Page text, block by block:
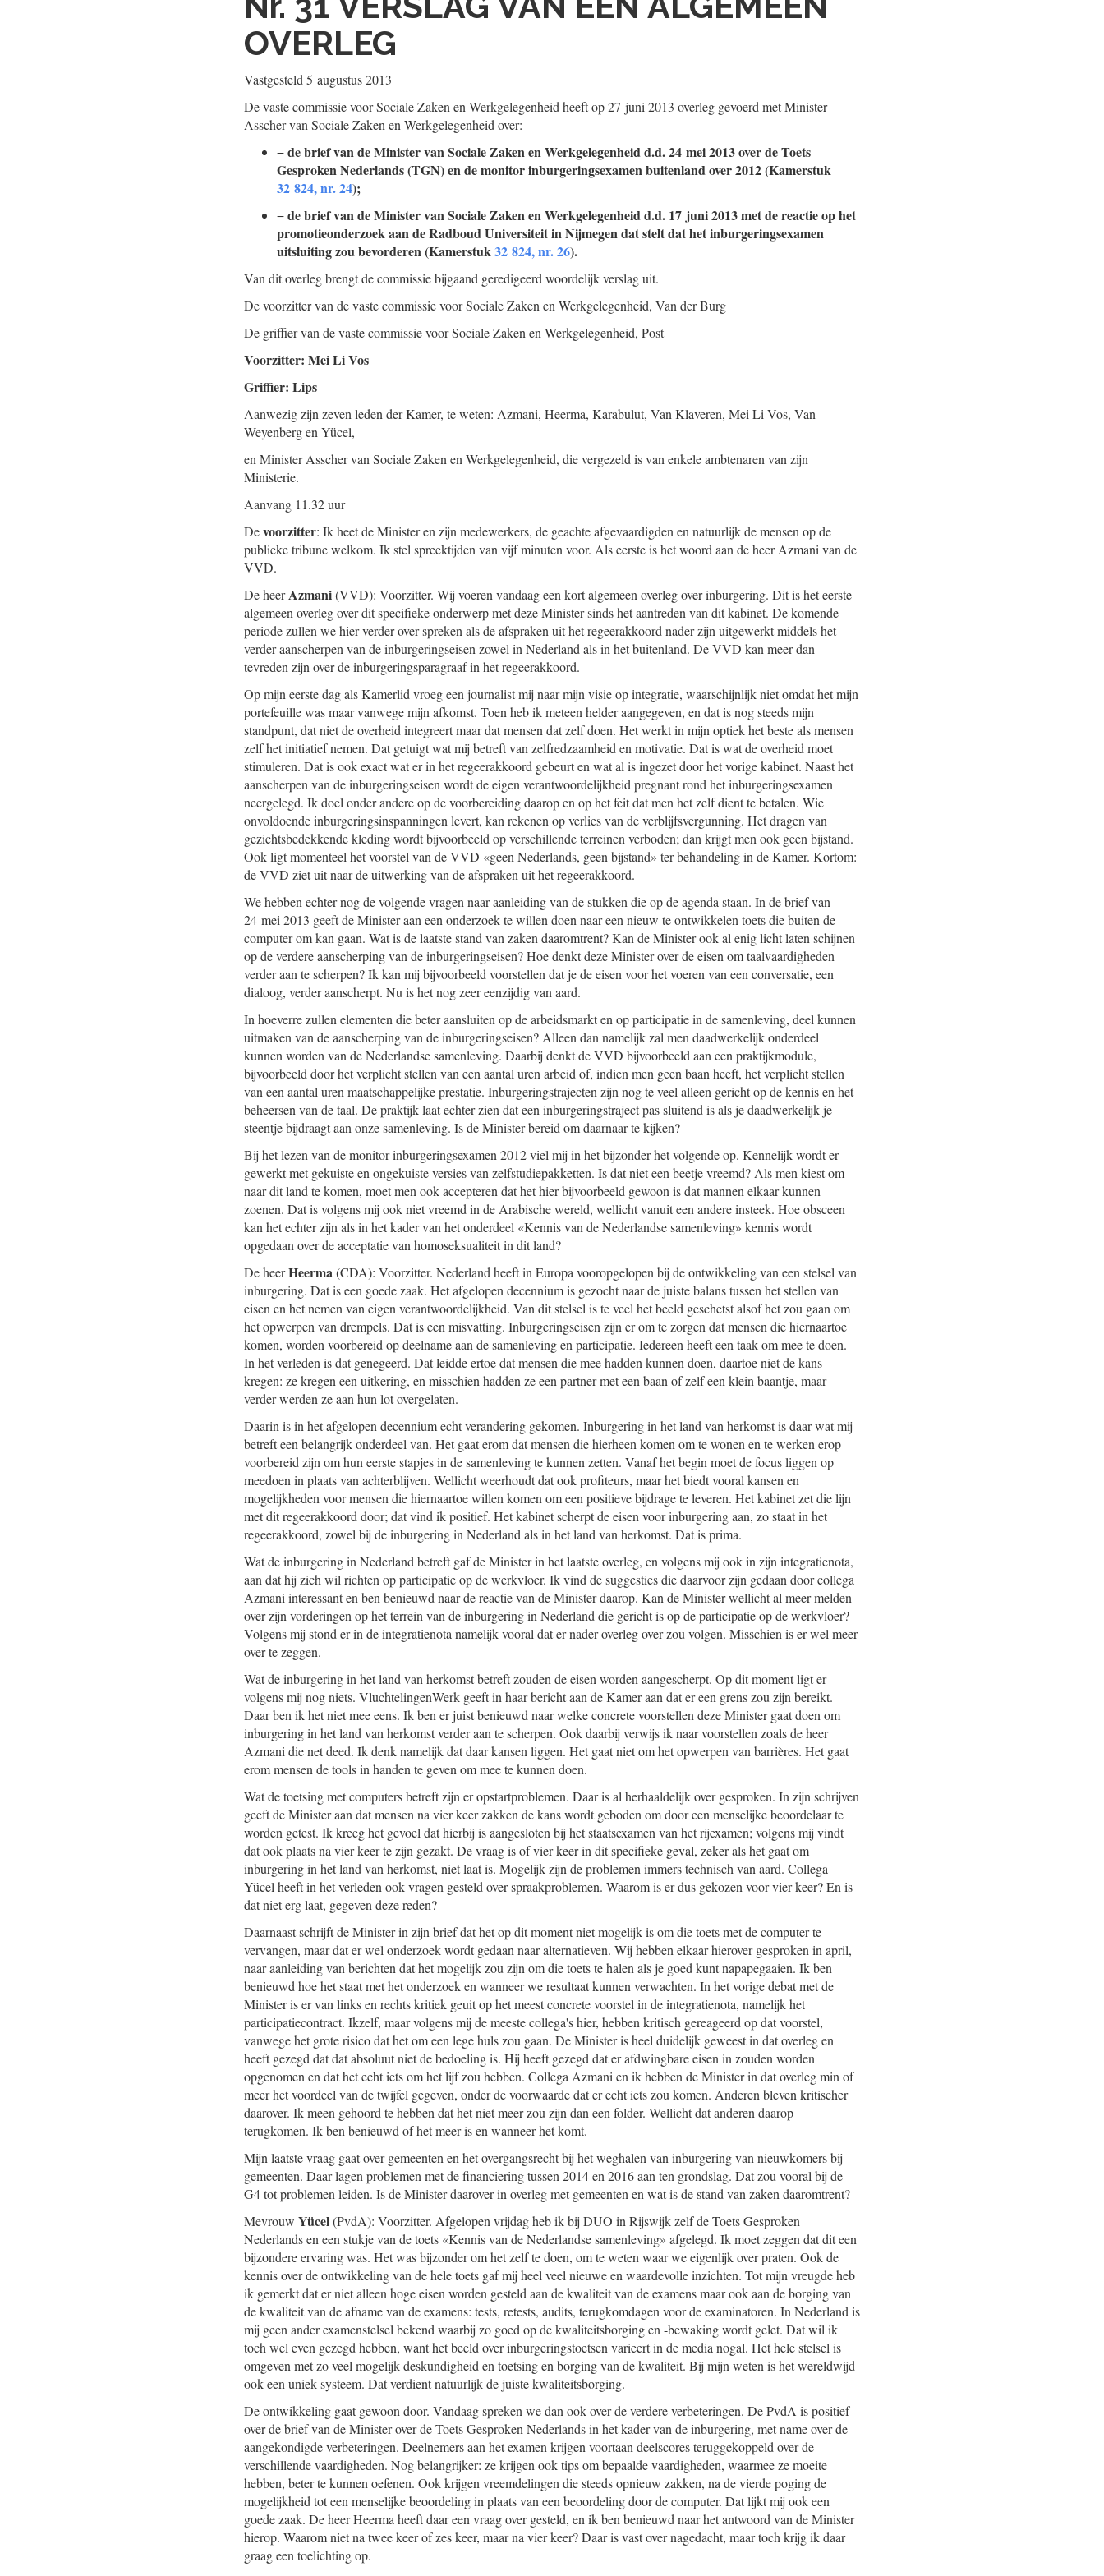
OVERLEG
Vastgesteld 5 augustus 2013
De vaste commissie voor Sociale Zaken en Werkgelegenheid heeft op 27 juni 2013 overleg gevoerd met Minister
Asscher van Sociale Zaken en Werkgelegenheid over:
−de brief van de Minister van Sociale Zaken en Werkgelegenheid d.d. 24 mei 2013 over de Toets
Gesproken Nederlands (TGN) en de monitor inburgeringsexamen buitenland over 2012 (Kamerstuk
32 824, nr. 24);
−de brief van de Minister van Sociale Zaken en Werkgelegenheid d.d. 17 juni 2013 met de reactie op het
promotieonderzoek aan de Radboud Universiteit in Nijmegen dat stelt dat het inburgeringsexamen
uitsluiting zou bevorderen (Kamerstuk32 824, nr. 26).
Van dit overleg brengt de commissie bijgaand geredigeerd woordelijk verslag uit.
De voorzitter van de vaste commissie voor Sociale Zaken en Werkgelegenheid, Van der Burg
De griffier van de vaste commissie voor Sociale Zaken en Werkgelegenheid, Post
Voorzitter: Mei Li Vos
Griffier: Lips
Aanwezig zijn zeven leden der Kamer, te weten: Azmani, Heerma, Karabulut, Van Klaveren, Mei Li Vos, Van
Weyenberg en Yücel,
en Minister Asscher van Sociale Zaken en Werkgelegenheid, die vergezeld is van enkele ambtenaren van zijn
Ministerie.
Aanvang 11.32 uur
Devoorzitter: Ik heet de Minister en zijn medewerkers, de geachte afgevaardigden en natuurlijk de mensen op de
publieke tribune welkom. Ik stel spreektijden van vijf minuten voor. Als eerste is het woord aan de heer Azmani van de
VVD.
De heerAzmani(VVD): Voorzitter. Wij voeren vandaag een kort algemeen overleg over inburgering. Dit is het eerste
algemeen overleg over dit specifieke onderwerp met deze Minister sinds het aantreden van dit kabinet. De komende
periode zullen we hier verder over spreken als de afspraken uit het regeerakkoord nader zijn uitgewerkt middels het
verder aanscherpen van de inburgeringseisen zowel in Nederland als in het buitenland. De VVD kan meer dan
tevreden zijn over de inburgeringsparagraaf in het regeerakkoord.
Op mijn eerste dag als Kamerlid vroeg een journalist mij naar mijn visie op integratie, waarschijnlijk niet omdat het mijn
portefeuille was maar vanwege mijn afkomst. Toen heb ik meteen helder aangegeven, en dat is nog steeds mijn
standpunt, dat niet de overheid integreert maar dat mensen dat zelf doen. Het werkt in mijn optiek het beste als mensen
zelf het initiatief nemen. Dat getuigt wat mij betreft van zelfredzaamheid en motivatie. Dat is wat de overheid moet
stimuleren. Dat is ook exact wat er in het regeerakkoord gebeurt en wat al is ingezet door het vorige kabinet. Naast het
aanscherpen van de inburgeringseisen wordt de eigen verantwoordelijkheid pregnant rond het inburgeringsexamen
neergelegd. Ik doel onder andere op de voorbereiding daarop en op het feit dat men het zelf dient te betalen. Wie
onvoldoende inburgeringsinspanningen levert, kan rekenen op verlies van de verblijfsvergunning. Het dragen van
gezichtsbedekkende kleding wordt bijvoorbeeld op verschillende terreinen verboden; dan krijgt men ook geen bijstand.
Ook ligt momenteel het voorstel van de VVD «geen Nederlands, geen bijstand» ter behandeling in de Kamer. Kortom:
de VVD ziet uit naar de uitwerking van de afspraken uit het regeerakkoord.
We hebben echter nog de volgende vragen naar aanleiding van de stukken die op de agenda staan. In de brief van
24 mei 2013 geeft de Minister aan een onderzoek te willen doen naar een nieuw te ontwikkelen toets die buiten de
computer om kan gaan. Wat is de laatste stand van zaken daaromtrent? Kan de Minister ook al enig licht laten schijnen
op de verdere aanscherping van de inburgeringseisen? Hoe denkt deze Minister over de eisen om taalvaardigheden
verder aan te scherpen? Ik kan mij bijvoorbeeld voorstellen dat je de eisen voor het voeren van een conversatie, een
dialoog, verder aanscherpt. Nu is het nog zeer eenzijdig van aard.
In hoeverre zullen elementen die beter aansluiten op de arbeidsmarkt en op participatie in de samenleving, deel kunnen
uitmaken van de aanscherping van de inburgeringseisen? Alleen dan namelijk zal men daadwerkelijk onderdeel
kunnen worden van de Nederlandse samenleving. Daarbij denkt de VVD bijvoorbeeld aan een praktijkmodule,
bijvoorbeeld door het verplicht stellen van een aantal uren arbeid of, indien men geen baan heeft, het verplicht stellen
van een aantal uren maatschappelijke prestatie. Inburgeringstrajecten zijn nog te veel alleen gericht op de kennis en het
beheersen van de taal. De praktijk laat echter zien dat een inburgeringstraject pas sluitend is als je daadwerkelijk je
steentje bijdraagt aan onze samenleving. Is de Minister bereid om daarnaar te kijken?
Bij het lezen van de monitor inburgeringsexamen 2012 viel mij in het bijzonder het volgende op. Kennelijk wordt er
gewerkt met gekuiste en ongekuiste versies van zelfstudiepakketten. Is dat niet een beetje vreemd? Als men kiest om
naar dit land te komen, moet men ook accepteren dat het hier bijvoorbeeld gewoon is dat mannen elkaar kunnen
zoenen. Dat is volgens mij ook niet vreemd in de Arabische wereld, wellicht vanuit een andere insteek. Hoe obsceen
kan het echter zijn als in het kader van het onderdeel «Kennis van de Nederlandse samenleving» kennis wordt
opgedaan over de acceptatie van homoseksualiteit in dit land?
De heerHeerma(CDA): Voorzitter. Nederland heeft in Europa vooropgelopen bij de ontwikkeling van een stelsel van
inburgering. Dat is een goede zaak. Het afgelopen decennium is gezocht naar de juiste balans tussen het stellen van
eisen en het nemen van eigen verantwoordelijkheid. Van dit stelsel is te veel het beeld geschetst alsof het zou gaan om
het opwerpen van drempels. Dat is een misvatting. Inburgeringseisen zijn er om te zorgen dat mensen die hiernaartoe
komen, worden voorbereid op deelname aan de samenleving en participatie. Iedereen heeft een taak om mee te doen.
In het verleden is dat genegeerd. Dat leidde ertoe dat mensen die mee hadden kunnen doen, daartoe niet de kans
kregen: ze kregen een uitkering, en misschien hadden ze een partner met een baan of zelf een klein baantje, maar
verder werden ze aan hun lot overgelaten.
Daarin is in het afgelopen decennium echt verandering gekomen. Inburgering in het land van herkomst is daar wat mij
betreft een belangrijk onderdeel van. Het gaat erom dat mensen die hierheen komen om te wonen en te werken erop
voorbereid zijn om hun eerste stapjes in de samenleving te kunnen zetten. Vanaf het begin moet de focus liggen op
meedoen in plaats van achterblijven. Wellicht weerhoudt dat ook profiteurs, maar het biedt vooral kansen en
mogelijkheden voor mensen die hiernaartoe willen komen om een positieve bijdrage te leveren. Het kabinet zet die lijn
met dit regeerakkoord door; dat vind ik positief. Het kabinet scherpt de eisen voor inburgering aan, zo staat in het
regeerakkoord, zowel bij de inburgering in Nederland als in het land van herkomst. Dat is prima.
Wat de inburgering in Nederland betreft gaf de Minister in het laatste overleg, en volgens mij ook in zijn integratienota,
aan dat hij zich wil richten op participatie op de werkvloer. Ik vind de suggesties die daarvoor zijn gedaan door collega
Azmani interessant en ben benieuwd naar de reactie van de Minister daarop. Kan de Minister wellicht al meer melden
over zijn vorderingen op het terrein van de inburgering in Nederland die gericht is op de participatie op de werkvloer?
Volgens mij stond er in de integratienota namelijk vooral dat er nader overleg over zou volgen. Misschien is er wel meer
over te zeggen.
Wat de inburgering in het land van herkomst betreft zouden de eisen worden aangescherpt. Op dit moment ligt er
volgens mij nog niets. VluchtelingenWerk geeft in haar bericht aan de Kamer aan dat er een grens zou zijn bereikt.
Daar ben ik het niet mee eens. Ik ben er juist benieuwd naar welke concrete voorstellen deze Minister gaat doen om
inburgering in het land van herkomst verder aan te scherpen. Ook daarbij verwijs ik naar voorstellen zoals de heer
Azmani die net deed. Ik denk namelijk dat daar kansen liggen. Het gaat niet om het opwerpen van barrières. Het gaat
erom mensen de tools in handen te geven om mee te kunnen doen.
Wat de toetsing met computers betreft zijn er opstartproblemen. Daar is al herhaaldelijk over gesproken. In zijn schrijven
geeft de Minister aan dat mensen na vier keer zakken de kans wordt geboden om door een menselijke beoordelaar te
worden getest. Ik kreeg het gevoel dat hierbij is aangesloten bij het staatsexamen van het rijexamen; volgens mij vindt
dat ook plaats na vier keer te zijn gezakt. De vraag is of vier keer in dit specifieke geval, zeker als het gaat om
inburgering in het land van herkomst, niet laat is. Mogelijk zijn de problemen immers technisch van aard. Collega
Yücel heeft in het verleden ook vragen gesteld over spraakproblemen. Waarom is er dus gekozen voor vier keer? En is
dat niet erg laat, gegeven deze reden?
Daarnaast schrijft de Minister in zijn brief dat het op dit moment niet mogelijk is om die toets met de computer te
vervangen, maar dat er wel onderzoek wordt gedaan naar alternatieven. Wij hebben elkaar hierover gesproken in april,
naar aanleiding van berichten dat het mogelijk zou zijn om die toets te halen als je goed kunt napapegaaien. Ik ben
benieuwd hoe het staat met het onderzoek en wanneer we resultaat kunnen verwachten. In het vorige debat met de
Minister is er van links en rechts kritiek geuit op het meest concrete voorstel in de integratienota, namelijk het
participatiecontract. Ikzelf, maar volgens mij de meeste collega's hier, hebben kritisch gereageerd op dat voorstel,
vanwege het grote risico dat het om een lege huls zou gaan. De Minister is heel duidelijk geweest in dat overleg en
heeft gezegd dat dat absoluut niet de bedoeling is. Hij heeft gezegd dat er afdwingbare eisen in zouden worden
opgenomen en dat het echt iets om het lijf zou hebben. Collega Azmani en ik hebben de Minister in dat overleg min of
meer het voordeel van de twijfel gegeven, onder de voorwaarde dat er echt iets zou komen. Anderen bleven kritischer
daarover. Ik meen gehoord te hebben dat het niet meer zou zijn dan een folder. Wellicht dat anderen daarop
terugkomen. Ik ben benieuwd of het meer is en wanneer het komt.
Mijn laatste vraag gaat over gemeenten en het overgangsrecht bij het weghalen van inburgering van nieuwkomers bij
gemeenten. Daar lagen problemen met de financiering tussen 2014 en 2016 aan ten grondslag. Dat zou vooral bij de
G4 tot problemen leiden. Is de Minister daarover in overleg met gemeenten en wat is de stand van zaken daaromtrent?
Mevrouw Yücel(PvdA): Voorzitter. Afgelopen vrijdag heb ik bij DUO in Rijswijk zelf de Toets Gesproken
Nederlands en een stukje van de toets «Kennis van de Nederlandse samenleving» afgelegd. Ik moet zeggen dat dit een
bijzondere ervaring was. Het was bijzonder om het zelf te doen, om te weten waar we eigenlijk over praten. Ook de
kennis over de ontwikkeling van de hele toets gaf mij heel veel nieuwe en waardevolle inzichten. Tot mijn vreugde heb
ik gemerkt dat er niet alleen hoge eisen worden gesteld aan de kwaliteit van de examens maar ook aan de borging van
de kwaliteit van de afname van de examens: tests, retests, audits, terugkomdagen voor de examinatoren. In Nederland is
mij geen ander examenstelsel bekend waarbij zo goed op de kwaliteitsborging en -bewaking wordt gelet. Dat wil ik
toch wel even gezegd hebben, want het beeld over inburgeringstoetsen varieert in de media nogal. Het hele stelsel is
omgeven met zo veel mogelijk deskundigheid en toetsing en borging van de kwaliteit. Bij mijn weten is het wereldwijd
ook een uniek systeem. Dat verdient natuurlijk de juiste kwaliteitsborging.
De ontwikkeling gaat gewoon door. Vandaag spreken we dan ook over de verdere verbeteringen. De PvdA is positief
over de brief van de Minister over de Toets Gesproken Nederlands in het kader van de inburgering, met name over de
aangekondigde verbeteringen. Deelnemers aan het examen krijgen voortaan deelscores teruggekoppeld over de
verschillende vaardigheden. Nog belangrijker: ze krijgen ook tips om bepaalde vaardigheden, waarmee ze moeite
hebben, beter te kunnen oefenen. Ook krijgen vreemdelingen die steeds opnieuw zakken, na de vierde poging de
mogelijkheid tot een menselijke beoordeling in plaats van een beoordeling door de computer. Dat lijkt mij ook een
goede zaak. De heer Heerma heeft daar een vraag over gesteld, en ik ben benieuwd naar het antwoord van de Minister
hierop. Waarom niet na twee keer of zes keer, maar na vier keer? Daar is vast over nagedacht, maar toch krijg ik daar
graag een toelichting op.